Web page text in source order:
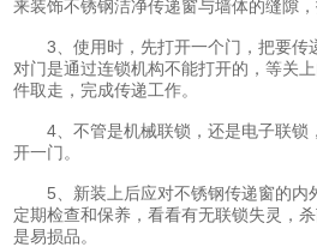
来装饰不锈钢洁净传递窗与墙体的缝隙，
3、使用时，先打开一个门，把要传
对门是通过连锁机构不能打开的，等关
件取走，完成传递工作。
4、不管是机械联锁，还是电子联锁
开一门。
5、新装上后应对不锈钢传递窗的内
定期检查和保养，看看有无联锁失灵，
是易损品。